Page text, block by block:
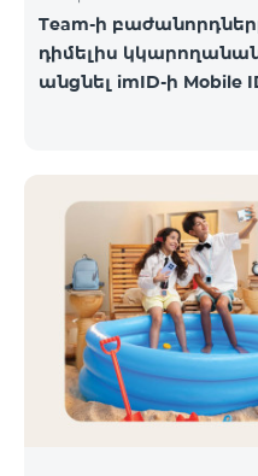
Team-ի
դիմելիս
անցնել imID-ի